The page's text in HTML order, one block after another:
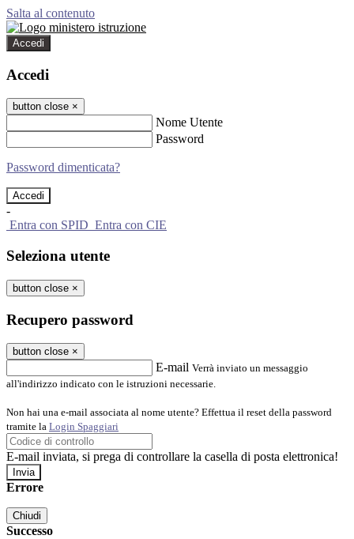
Salta al contenuto
Accedi
Accedi
button close ×
Nome Utente
Password
Password dimenticata?
-
Entra con SPID Entra con CIE
Seleziona utente
button close ×
Recupero password
button close ×
E-mail Verrà inviato un messaggio
all'indirizzo indicato con le istruzioni necessarie.
Non hai una e-mail associata al nome utente? Effettua il reset della password
tramite la Login Spaggiari
E-mail inviata, si prega di controllare la casella di posta elettronica!
Errore
Chiudi
Successo